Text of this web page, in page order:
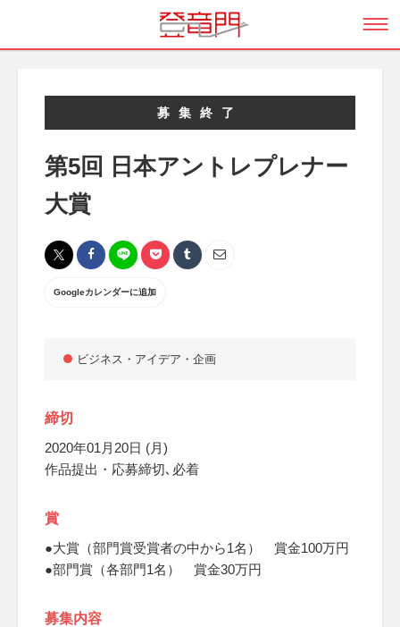
募集終了
第5回 日本アントレプレナー
大賞
Googleカレンダーに追加
ビジネス・アイデア・企画
締切
2020年01月20日 (月)
作品提出・応募締切､必着
賞
●大賞（部門賞受賞者の中から1名） 賞金100万円
●部門賞（各部門1名） 賞金30万円
募集内容